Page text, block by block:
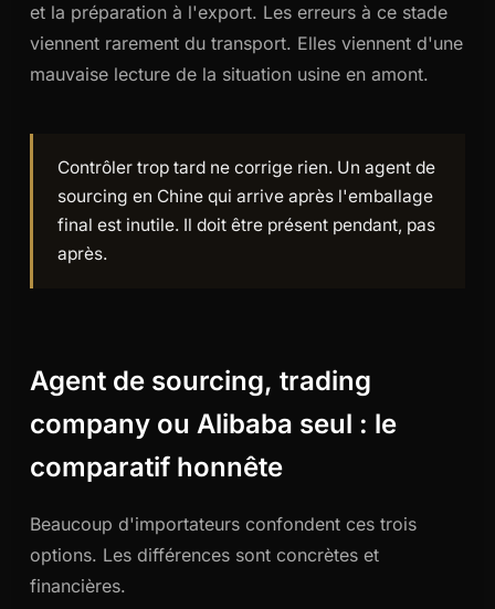
et la préparation à l'export. Les erreurs à ce stade
viennent rarement du transport. Elles viennent d'une
mauvaise lecture de la situation usine en amont.
Contrôler trop tard ne corrige rien. Un agent de
sourcing en Chine qui arrive après l'emballage
final est inutile. Il doit être présent pendant, pas
après.
Agent de sourcing, trading
company ou Alibaba seul : le
comparatif honnête
Beaucoup d'importateurs confondent ces trois
options. Les différences sont concrètes et
financières.